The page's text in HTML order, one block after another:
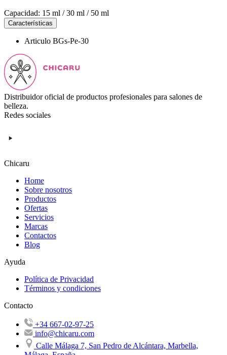
Capacidad: 15 ml / 30 ml / 50 ml
Características
Articulo BGs-Pe-30
Distribuidor oficial de productos profesionales para salones de
belleza.
Redes sociales
Chicaru
Home
Sobre nosotros
Productos
Ofertas
Servicios
Marcas
Contactos
Blog
Ayuda
Política de Privacidad
Términos y condiciones
Contacto
+34 667-02-97-25
info@chicaru.com
Calle Málaga 7, San Pedro de Alcántara, Marbella,